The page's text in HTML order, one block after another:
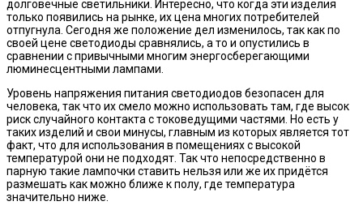
долговечные светильники. Интересно, что когда эти изделия
только появились на рынке, их цена многих потребителей
отпугнула. Сегодня же положение дел изменилось, так как по
своей цене светодиоды сравнялись, а то и опустились в
сравнении с привычными многим энергосберегающими
люминесцентными лампами.
Уровень напряжения питания светодиодов безопасен для
человека, так что их смело можно использовать там, где высок
риск случайного контакта с токоведущими частями. Но есть у
таких изделий и свои минусы, главным из которых является тот
факт, что для использования в помещениях с высокой
температурой они не подходят. Так что непосредственно в
парную такие лампочки ставить нельзя или же их придётся
размешать как можно ближе к полу, где температура
значительно ниже.